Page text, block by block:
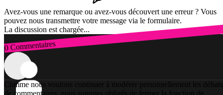
Avez-vous une remarque ou avez-vous découvert une erreur ? Vous
pouvez nous transmettre votre message via le formulaire.
La discussion est chargée...
0 Commentaires
Connexion
Comme nous voulons continuer à modérer personnellement les débats
de commentaires, nous sommes obligés de fermer la fonction de